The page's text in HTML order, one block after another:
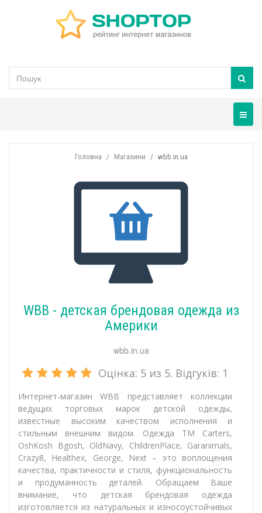
Головна Магазини wbb.in.ua
WBB - детская брендовая одежда из
Америки
wbb.in.ua
Оцінка: 5 из 5. Відгуків: 1
Интернет-магазин WBB представляет коллекции
ведущих торговых марок детской одежды,
известные высоким качеством исполнения и
стильным внешним видом. Одежда ТМ Carters,
OshKosh Bgosh, OldNavy, ChildrenPlace, Garanimals,
Crazy8, Healthex, George, Next – это воплощения
качества, практичности и стиля, функциональность
и продуманность деталей. Обращаем Ваше
внимание, что детская брендовая одежда
изготовляется из натуральных и износоустойчивых